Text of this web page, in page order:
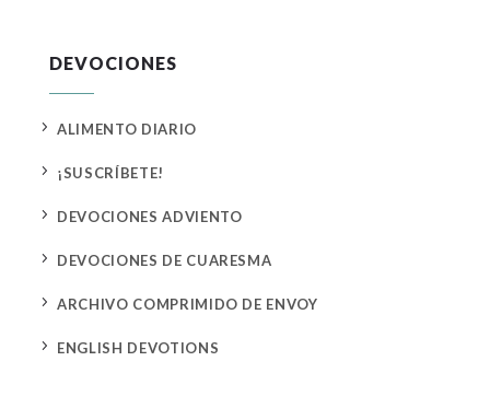
DEVOCIONES
5 ALIMENTO DIARIO
5 ¡SUSCRÍBETE!
5 DEVOCIONES ADVIENTO
5 DEVOCIONES DE CUARESMA
5 ARCHIVO COMPRIMIDO DE ENVOY
5 ENGLISH DEVOTIONS